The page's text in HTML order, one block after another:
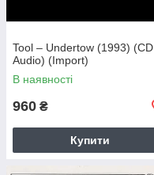
Tool – Undertow (1993) (CD
Audio) (Import)
В наявності
960 ₴
Купити